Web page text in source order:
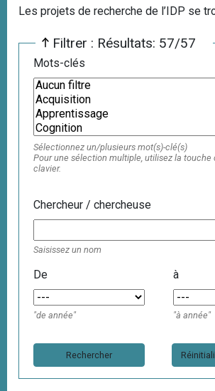
Les projets de recherche de l’IDP se
Filtrer : Résultats: 57/57
Mots-clés
Sélectionnez un/plusieurs mot(s)-clé(s)
Pour une sélection multiple, utilisez la touche
clavier.
Chercheur / chercheuse
Saisissez un nom
De
"de année"
à
"à année"